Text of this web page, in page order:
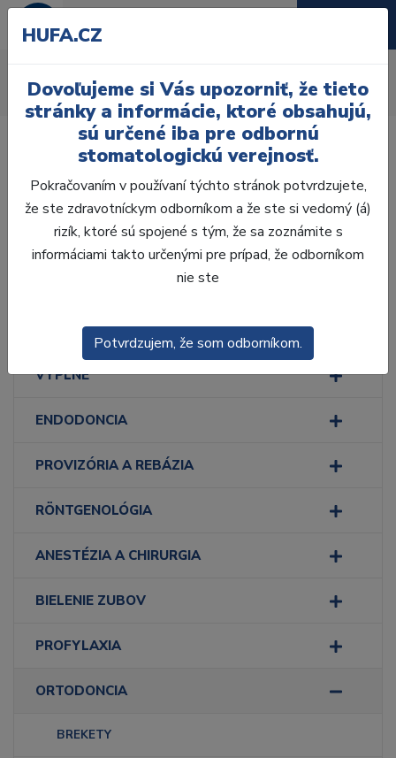
Úvod Ordinácia Ortodoncia Zámky ku krúžkom
Laboratórium, Zub.
technika
ODLTAČKOVANIE
VÝPLNE
ENDODONCIA
PROVIZÓRIA A REBÁZIA
RÖNTGENOLÓGIA
ANESTÉZIA A CHIRURGIA
BIELENIE ZUBOV
PROFYLAXIA
ORTODONCIA
BREKETY
HUFA.CZ
Dovoľujeme si Vás upozorniť, že tieto
stránky a informácie, ktoré obsahujú,
sú určené iba pre odbornú
stomatologickú verejnosť.
Pokračovaním v používaní týchto stránok potvrdzujete,
že ste zdravotníckym odborníkom a že ste si vedomý (á)
rizík, ktoré sú spojené s tým, že sa zoznámite s
informáciami takto určenými pre prípad, že odborníkom
nie ste
Potvrdzujem, že som odborníkom.